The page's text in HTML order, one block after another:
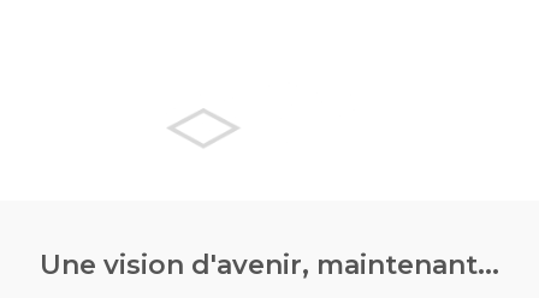
Une vision d'avenir, maintenant...